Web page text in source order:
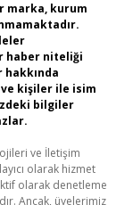
marka, kurum
haber niteliği
ve kişiler ile isim
bilgiler
ve İletişim
olarak hizmet
olarak denetleme
Ancak, üyelerimiz